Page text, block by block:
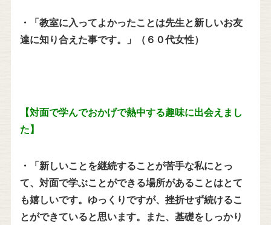
・「教室に入ってよかったことは先生と新しいお友
達に知り合えた事です。」（６０代女性）
【対面で学んでおかげで熱中する趣味に出会えまし
た】
・「新しいことを継続することが苦手な私にとっ
て、対面で学ぶことができる場所があることはとて
も嬉しいです。ゆっくりですが、挫折せず続けるこ
とができていると思います。また、基礎をしっかり